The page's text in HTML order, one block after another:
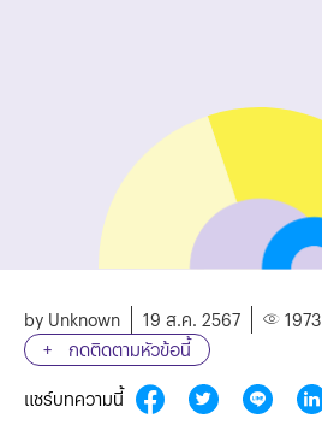
by Unknown 19 ส.ค. 2567
1973
กดติดตามหัวข้อนี้
แชร์บทความนี้